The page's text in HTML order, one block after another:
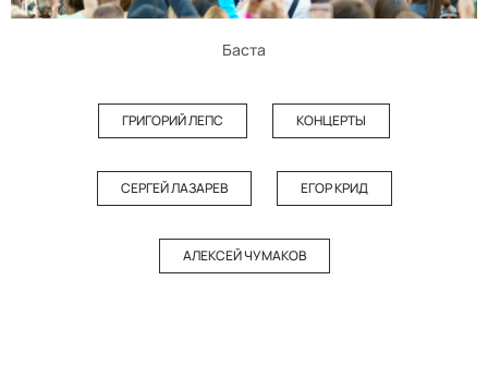
Баста
ГРИГОРИЙ ЛЕПС КОНЦЕРТЫ
СЕРГЕЙ ЛАЗАРЕВ ЕГОР КРИД
АЛЕКСЕЙ ЧУМАКОВ